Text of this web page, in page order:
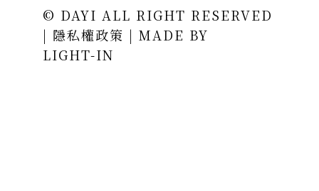
© DAYI ALL RIGHT RESERVED
| 隱私權政策 | MADE BY
LIGHT-IN